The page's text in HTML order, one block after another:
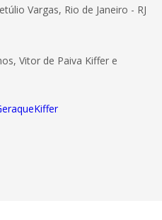
Vargas, Rio de Janeiro - RJ
Vitor de Paiva Kiffer e